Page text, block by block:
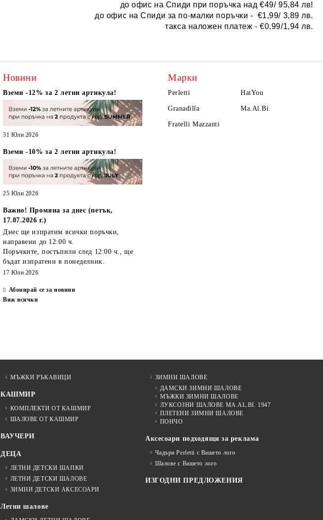
до офис на Спиди при поръчка над€49/ 95,84 лв!
до офис на Спиди за по-малки поръчки - €1,99/ 3,89 лв.
такса наложен платеж -€0,99/1,94 лв.
Новини
Вземи -12% за 2 летни артикула!
31 Юли 2026
Вземи -10% за 2 летни артикула!
25 Юли 2026
Важно! Промяна за днес (петък,
17.07.2026 г.)
Днес ще изпратим всички поръчки,
направени до 12:00 ч.
Поръчките, постъпили след 12:00 ч. , ще
бъдат изпратени в понеделник.
17 Юли 2026
Абонирай се за новини
Виж всички
Марки
Perletti HatYou
Granadilla Ma.Al.Bi.
Fratelli Mazzanti
МЪЖКИ РЪКАВИЦИ
КАШМИР
КОМПЛЕКТИ ОТ КАШМИР
ШАЛОВЕ ОТ КАШМИР
ВАУЧЕРИ
ДЕЦА
ЛЕТНИ ДЕТСКИ ШАПКИ
ЛЕТНИ ДЕТСКИ ШАЛОВЕ
ЗИМНИ ДЕТСКИ АКСЕСОАРИ
Летни шалове
ЗИМНИ ШАЛОВЕ
ДАМСКИ ЗИМНИ ШАЛОВЕ
МЪЖКИ ЗИМНИ ШАЛОВЕ
ЛУКСОЗНИ ШАЛОВЕ MA.AL.BI. 1947
ПЛЕТЕНИ ЗИМНИ ШАЛОВЕ
ПОНЧО
Аксесоари подходящи за реклама
Чадъри Perletti с Вашето лого
Шалове с Вашето лого
ИЗГОДНИ ПРЕДЛОЖЕНИЯ